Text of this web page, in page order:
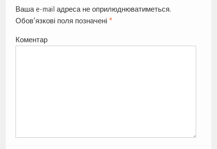
Ваша e-mail адреса не оприлюднюватиметься.
Обов’язкові поля позначені *
Коментар